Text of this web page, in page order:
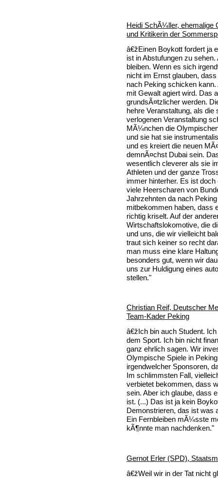
Heidi SchÃ¼ller, ehemalige
und Kritikerin der
â€žEinen Boykott fordert ja
ist in Abstufungen zu
bleiben. Wenn es sich
nicht im Ernst glauben,
nach Peking schicken
mit Gewalt agiert wird. Das
grundsÃ¤tzlicher werden.
hehre Veranstaltung, als
verlogenen Veranstaltung
MÃ¼nchen die
und sie hat sie
und es kreiert die neuen
demnÃ¤chst Dubai sein.
wesentlich cleverer als sie
Athleten und der ganze
immer hinterher. Es ist
viele Heerscharen von
Jahrzehnten da nach
mitbekommen haben, dass
richtig kriselt. Auf der
Wirtschaftslokomotive, die
und uns, die wir vielleicht
traut sich keiner so recht
man muss eine klare
besonders gut, wenn wir
uns zur Huldigung eines
stellen."
Christian Reif, Deutscher
Team-Kader Peking
â€žIch bin auch Student.
dem Sport. Ich bin nicht
ganz ehrlich sagen. Wir
Olympische Spiele in
irgendwelcher Sponsoren,
Im schlimmsten Fall,
verbietet bekommen, dass
sein. Aber ich glaube, dass
ist. (...) Das ist ja kein
Demonstrieren, das ist was
Ein Fernbleiben mÃ¼sste
kÃ¶nnte man nachdenken."
Gernot Erler (SPD),
â€žWeil wir in der Tat nicht